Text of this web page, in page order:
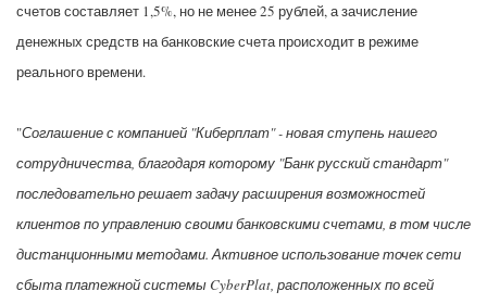
счетов составляет 1,5%, но не менее 25 рублей, а зачисление
денежных средств на банковские счета происходит в режиме
реального времени.
"Соглашение с компанией "Киберплат" - новая ступень нашего
сотрудничества, благодаря которому "Банк русский стандарт"
последовательно решает задачу расширения возможностей
клиентов по управлению своими банковскими счетами, в том числе
дистанционными методами. Активное использование точек сети
сбыта платежной системы CyberPlat, расположенных по всей